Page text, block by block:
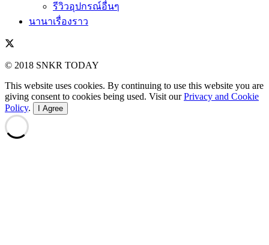
รีวิวอุปกรณ์อื่นๆ
นานาเรื่องราว
© 2018 SNKR TODAY
This website uses cookies. By continuing to use this website you are
giving consent to cookies being used. Visit ourPrivacy and Cookie
Policy. I Agree